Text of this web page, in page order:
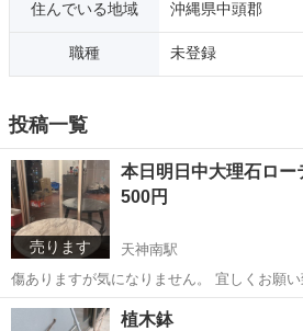
住んでいる地域 沖縄県中頭郡
職種 未登録
投稿一覧
売ります
本日明日中大理石ロー
500円
天神南駅
傷ありますが気になりません。 宜しくお願い
福岡 福岡市 天神南駅
植木鉢